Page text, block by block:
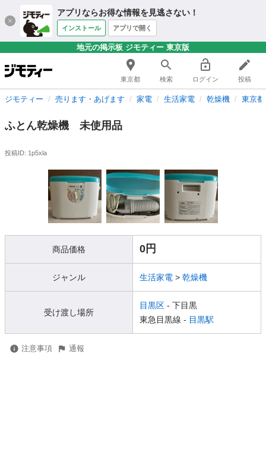
アプリならお得な情報を見逃さない！
インストール アプリで開く
地元の掲示板 ジモティー 東京版
東京都 検索 ログイン 投稿
ジモティー 売ります・あげます 家電 生活家電 乾燥機 東京
ふとん乾燥機 未使用品
投稿ID: 1p5xla
商品価格 0円
ジャンル 生活家電 > 乾燥機
受け渡し場所
目黒区 - 下目黒
東急目黒線 - 目黒駅
注意事項 通報